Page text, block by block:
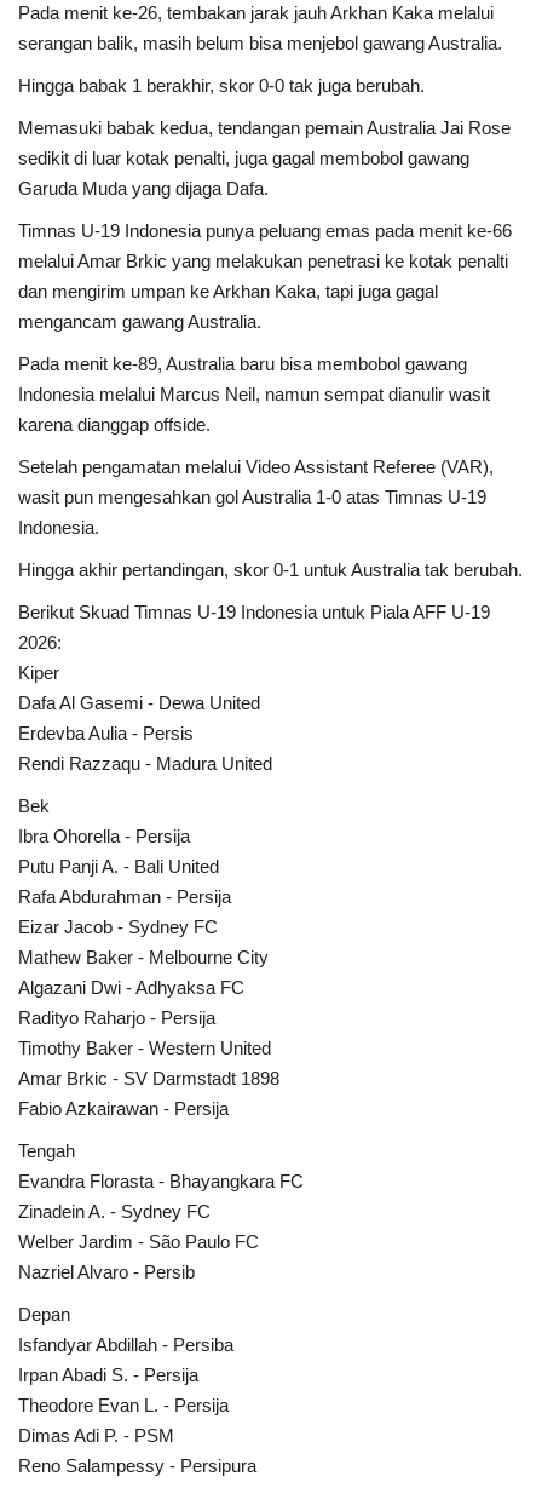
Pada menit ke-26, tembakan jarak jauh Arkhan Kaka melalui
serangan balik, masih belum bisa menjebol gawang Australia.
Hingga babak 1 berakhir, skor 0-0 tak juga berubah.
Memasuki babak kedua, tendangan pemain Australia Jai Rose
sedikit di luar kotak penalti, juga gagal membobol gawang
Garuda Muda yang dijaga Dafa.
Timnas U-19 Indonesia punya peluang emas pada menit ke-66
melalui Amar Brkic yang melakukan penetrasi ke kotak penalti
dan mengirim umpan ke Arkhan Kaka, tapi juga gagal
mengancam gawang Australia.
Pada menit ke-89, Australia baru bisa membobol gawang
Indonesia melalui Marcus Neil, namun sempat dianulir wasit
karena dianggap offside.
Setelah pengamatan melalui Video Assistant Referee (VAR),
wasit pun mengesahkan gol Australia 1-0 atas Timnas U-19
Indonesia.
Hingga akhir pertandingan, skor 0-1 untuk Australia tak berubah.
Berikut Skuad Timnas U-19 Indonesia untuk Piala AFF U-19
2026:
Kiper
Dafa Al Gasemi - Dewa United
Erdevba Aulia - Persis
Rendi Razzaqu - Madura United
Bek
Ibra Ohorella - Persija
Putu Panji A. - Bali United
Rafa Abdurahman - Persija
Eizar Jacob - Sydney FC
Mathew Baker - Melbourne City
Algazani Dwi - Adhyaksa FC
Radityo Raharjo - Persija
Timothy Baker - Western United
Amar Brkic - SV Darmstadt 1898
Fabio Azkairawan - Persija
Tengah
Evandra Florasta - Bhayangkara FC
Zinadein A. - Sydney FC
Welber Jardim - São Paulo FC
Nazriel Alvaro - Persib
Depan
Isfandyar Abdillah - Persiba
Irpan Abadi S. - Persija
Theodore Evan L. - Persija
Dimas Adi P. - PSM
Reno Salampessy - Persipura